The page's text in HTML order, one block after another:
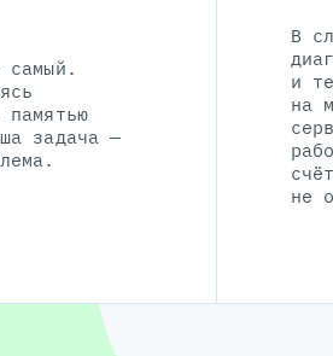
самый.
памятью
задача —
В
и
на
не